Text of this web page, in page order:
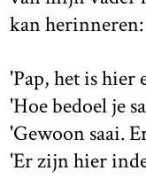
kan herinneren:
'Pap, het is hier
'Hoe bedoel je
'Gewoon saai.
'Er zijn hier